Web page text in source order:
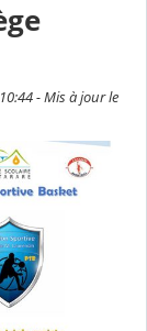
- Mis à jour le